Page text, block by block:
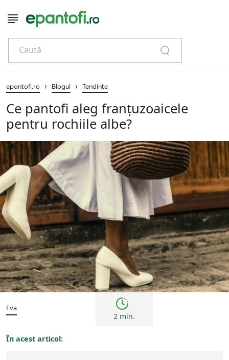
Caută
epantofi.ro › Blogul › Tendințe
Ce pantofi aleg franțuzoaicele
pentru rochiile albe?
Tendințe
Eva
2 min.
În acest articol: